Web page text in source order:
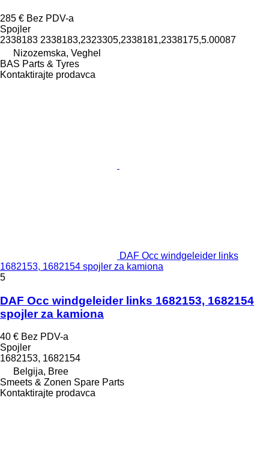
285 € Bez PDV-a
Spojler
2338183 2338183,2323305,2338181,2338175,5.00087
Nizozemska, Veghel
BAS Parts & Tyres
Kontaktirajte prodavca
DAF Occ windgeleider links
1682153, 1682154 spojler za kamiona
5
DAF Occ windgeleider links 1682153, 1682154
spojler za kamiona
40 € Bez PDV-a
Spojler
1682153, 1682154
Belgija, Bree
Smeets & Zonen Spare Parts
Kontaktirajte prodavca